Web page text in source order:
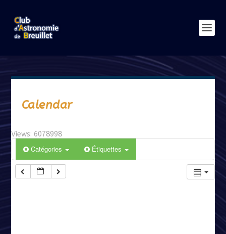
Calendar
Views: 6078998
Catégories Étiquettes